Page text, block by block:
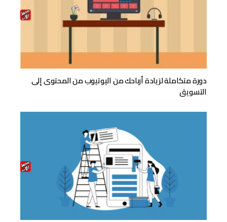
دورة متكاملة لزيادة أرباحك من اليوتيوب من المحتوى إلى
التسويق